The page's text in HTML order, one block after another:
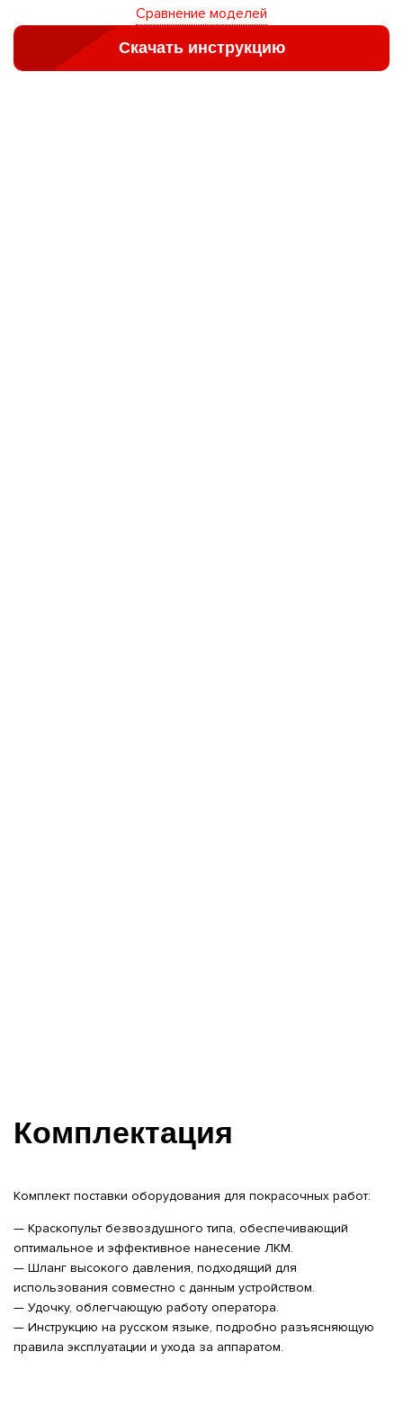
Сравнение моделей
Скачать инструкцию
Комплектация
Комплект поставки оборудования для покрасочных работ:
— Краскопульт безвоздушного типа, обеспечивающий
оптимальное и эффективное нанесение ЛКМ.
— Шланг высокого давления, подходящий для
использования совместно с данным устройством.
— Удочку, облегчающую работу оператора.
— Инструкцию на русском языке, подробно разъясняющую
правила эксплуатации и ухода за аппаратом.